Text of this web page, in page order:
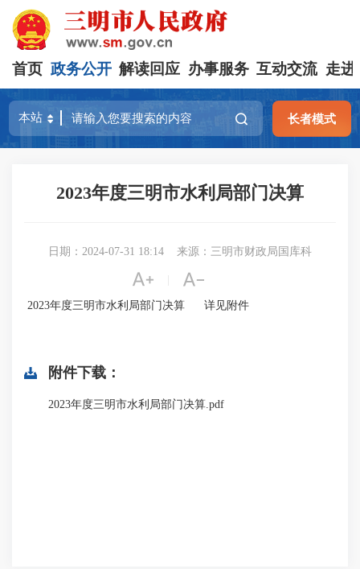
首页 政务公开 解读回应 办事服务 互动交流 走进
长者模式
2023年度三明市水利局部门决算
日期：2024-07-31 18:14 来源：三明市财政局国库科
 
2023年度三明市水利局部门决算 详见附件
附件下载：
2023年度三明市水利局部门决算.pdf